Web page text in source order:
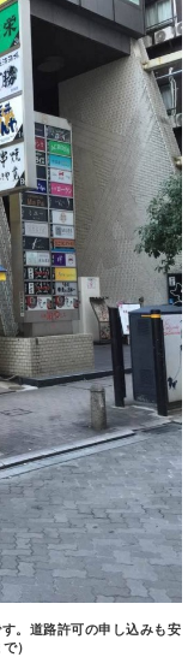
。道路許可の申し込みも安
）